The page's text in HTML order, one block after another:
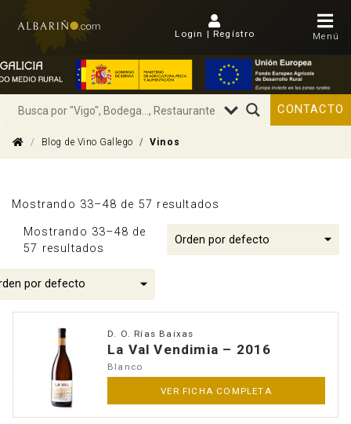
Login | Regístro Menú
CONTACTO
Blog de Vino Gallego Vinos
Mostrando 33–48 de 57 resultados
Mostrando 33–48 de
57 resultados
D. O. Rías Baixas
La Val Vendimia – 2016
Blanco
VER FICHA COMPLETA